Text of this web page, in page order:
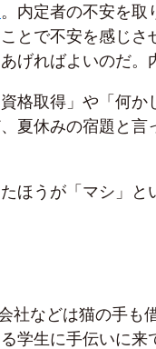
。内定者の不安を取
とで不安を感じさ
げればよいのだ。
格取得」や「何
夏休みの宿題と言
ほうが「マシ」と
社などは猫の手も
学生に手伝いに来